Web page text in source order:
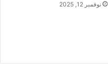
نوفمبر 12, 2025